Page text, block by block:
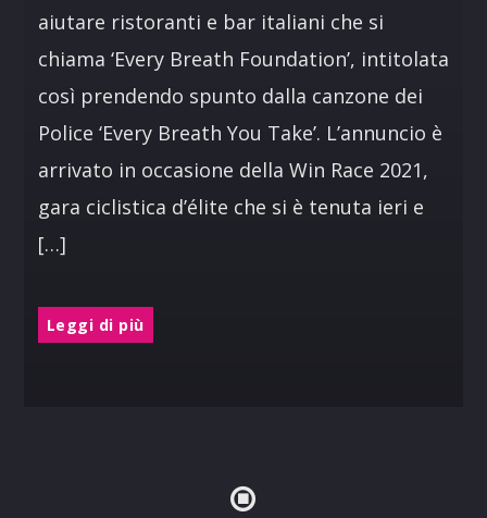
aiutare ristoranti e bar italiani che si
chiama ‘Every Breath Foundation’, intitolata
così prendendo spunto dalla canzone dei
Police ‘Every Breath You Take’. L’annuncio è
arrivato in occasione della Win Race 2021,
gara ciclistica d’élite che si è tenuta ieri e
[…]
Leggi di più